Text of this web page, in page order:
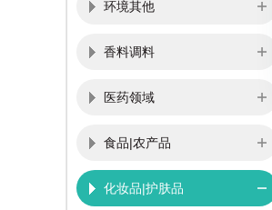
环境其他
香料调料
医药领域
食品|农产品
化妆品|护肤品